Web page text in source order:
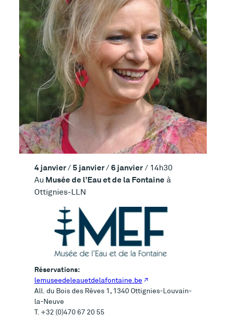
4 janvier/ 5 janvier/ 6 janvier/ 14h30
Au Musée de l’Eau et de la Fontaineà
Ottignies-LLN
Réservations:
lemuseedeleauetdelafontaine.be
All. du Bois des Rêves 1, 1340 Ottignies-Louvain-
la-Neuve
T. +32 (0)470 67 20 55